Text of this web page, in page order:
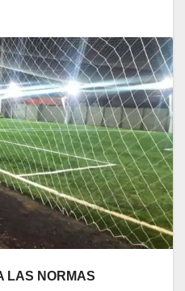
LAS NORMAS